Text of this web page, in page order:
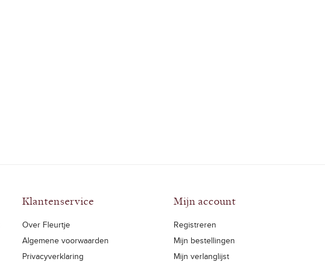
Klantenservice
Over Fleurtje
Algemene voorwaarden
Privacyverklaring
Mijn account
Registreren
Mijn bestellingen
Mijn verlanglijst